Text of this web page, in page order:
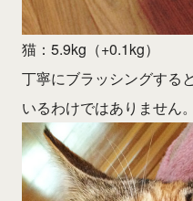
猫：5.9kg（+0.1kg）
丁寧にブラッシングする
いるわけではありません。